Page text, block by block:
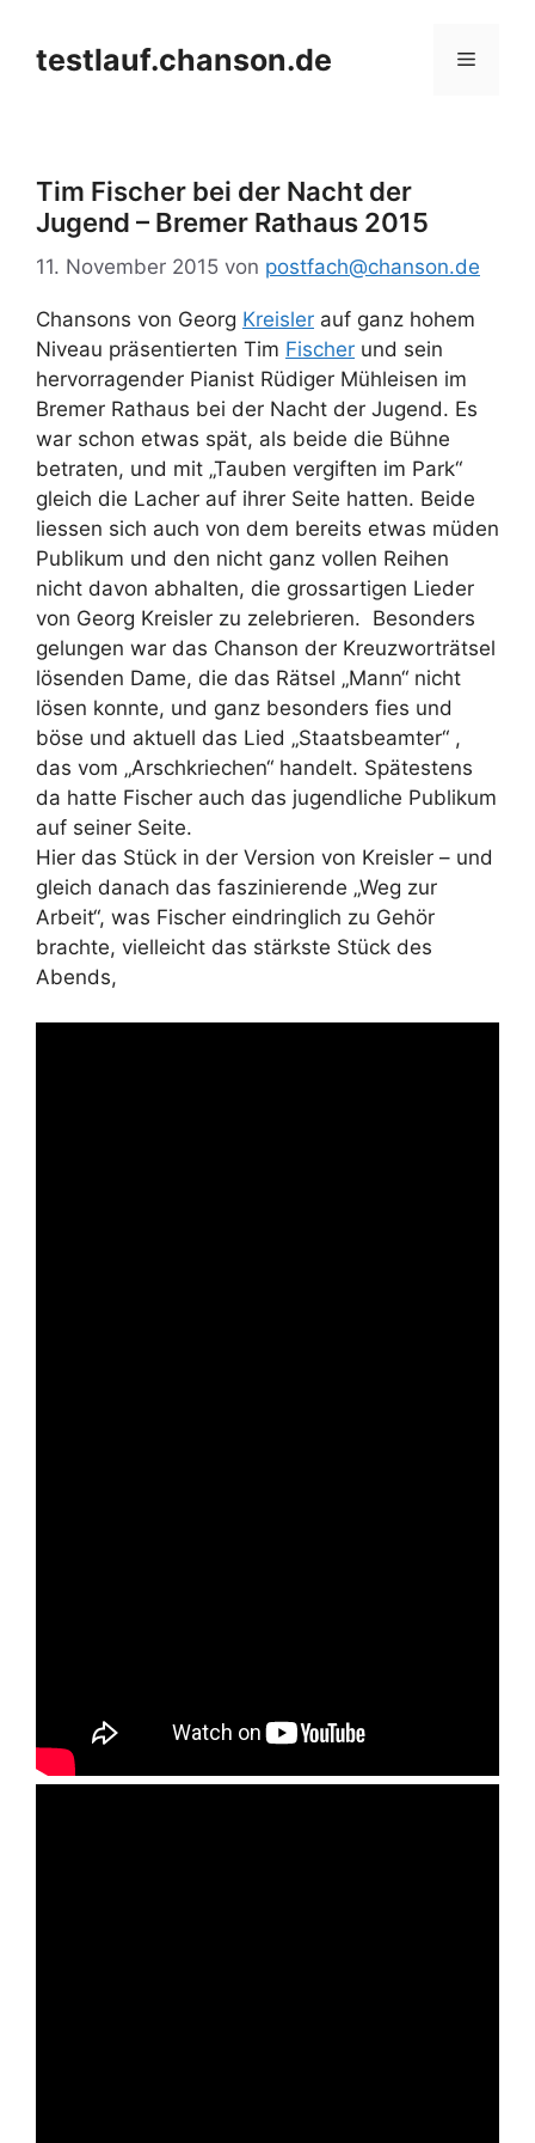
springen
testlauf.chanson.de Menü
Tim Fischer bei der Nacht der
Jugend – Bremer Rathaus 2015
11. November 2015 von postfach@chanson.de
Chansons von Georg Kreisler auf ganz hohem
Niveau präsentierten Tim Fischer und sein
hervorragender Pianist Rüdiger Mühleisen im
Bremer Rathaus bei der Nacht der Jugend. Es
war schon etwas spät, als beide die Bühne
betraten, und mit „Tauben vergiften im Park“
gleich die Lacher auf ihrer Seite hatten. Beide
liessen sich auch von dem bereits etwas müden
Publikum und den nicht ganz vollen Reihen
nicht davon abhalten, die grossartigen Lieder
von Georg Kreisler zu zelebrieren. Besonders
gelungen war das Chanson der Kreuzworträtsel
lösenden Dame, die das Rätsel „Mann“ nicht
lösen konnte, und ganz besonders fies und
böse und aktuell das Lied „Staatsbeamter“ ,
das vom „Arschkriechen“ handelt. Spätestens
da hatte Fischer auch das jugendliche Publikum
auf seiner Seite.
Hier das Stück in der Version von Kreisler – und
gleich danach das faszinierende „Weg zur
Arbeit“, was Fischer eindringlich zu Gehör
brachte, vielleicht das stärkste Stück des
Abends,